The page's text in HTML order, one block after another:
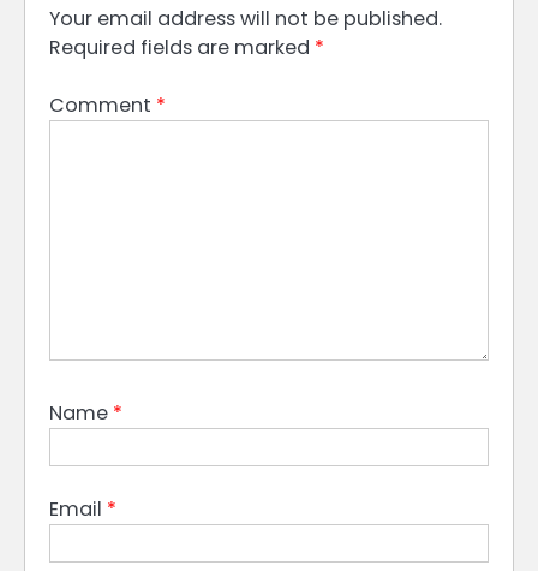
Your email address will not be published.
Required fields are marked *
Comment *
Name *
Email *